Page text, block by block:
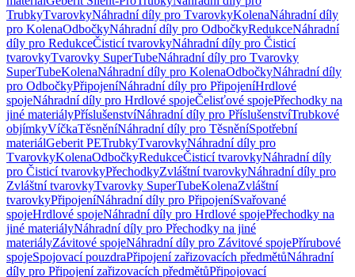
TrubkyTvarovkyNáhradní díly pro TvarovkyKolenaNáhradní díly
pro KolenaOdbočkyNáhradní díly pro OdbočkyRedukceNáhradní
díly pro RedukceČisticí tvarovkyNáhradní díly pro Čisticí
tvarovkyTvarovky SuperTubeNáhradní díly pro Tvarovky
SuperTubeKolenaNáhradní díly pro KolenaOdbočkyNáhradní díly
pro OdbočkyPřipojeníNáhradní díly pro PřipojeníHrdlové
spojeNáhradní díly pro Hrdlové spojeČelisťové spojePřechodky na
jiné materiályPříslušenstvíNáhradní díly pro PříslušenstvíTrubkové
objímkyVíčkaTěsněníNáhradní díly pro TěsněníSpotřební
materiálGeberit PETrubkyTvarovkyNáhradní díly pro
TvarovkyKolenaOdbočkyRedukceČisticí tvarovkyNáhradní díly
pro Čisticí tvarovkyPřechodkyZvláštní tvarovkyNáhradní díly pro
Zvláštní tvarovkyTvarovky SuperTubeKolenaZvláštní
tvarovkyPřipojeníNáhradní díly pro PřipojeníSvařované
spojeHrdlové spojeNáhradní díly pro Hrdlové spojePřechodky na
jiné materiályNáhradní díly pro Přechodky na jiné
materiályZávitové spojeNáhradní díly pro Závitové spojePřírubové
spojeSpojovací pouzdraPřipojení zařizovacích předmětůNáhradní
díly pro Připojení zařizovacích předmětůPřipojovací